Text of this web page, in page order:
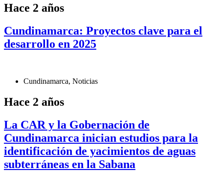
Hace 2 años
Cundinamarca: Proyectos clave para el
desarrollo en 2025
Cundinamarca, Noticias
Hace 2 años
La CAR y la Gobernación de
Cundinamarca inician estudios para la
identificación de yacimientos de aguas
subterráneas en la Sabana